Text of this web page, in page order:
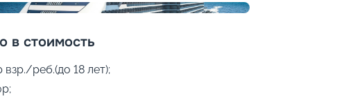
в стоимость
реб.(до 18 лет);